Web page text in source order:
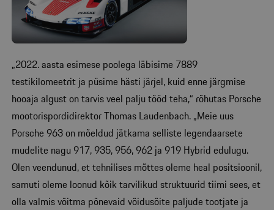
„2022. aasta esimese poolega läbisime 7889
testikilomeetrit ja püsime hästi järjel, kuid enne järgmise
hooaja algust on tarvis veel palju tööd teha,“ rõhutas Porsche
mootorispordidirektor Thomas Laudenbach. „Meie uus
Porsche 963 on mõeldud jätkama selliste legendaarsete
mudelite nagu 917, 935, 956, 962 ja 919 Hybrid edulugu.
Olen veendunud, et tehnilises mõttes oleme heal positsioonil,
samuti oleme loonud kõik tarvilikud struktuurid tiimi sees, et
olla valmis võitma põnevaid võidusõite paljude tootjate ja